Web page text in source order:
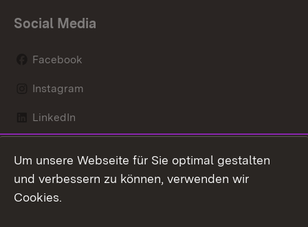
Social Media
Facebook
Instagram
LinkedIn
X / Twitter
Youtube
Um unsere Webseite für Sie optimal gestalten
und verbessern zu können, verwenden wir
Cookies.